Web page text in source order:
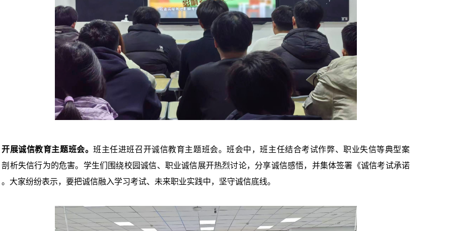
开展诚信教育主题班会。班主任进班召开诚信教育主题班会。班会中，班主任结合考试作弊、职业失信等典型案
剖析失信行为的危害。学生们围绕校园诚信、职业诚信展开热烈讨论，分享诚信感悟，并集体签署《诚信考试承诺
大家纷纷表示，要把诚信融入学习考试、未来职业实践中，坚守诚信底线。